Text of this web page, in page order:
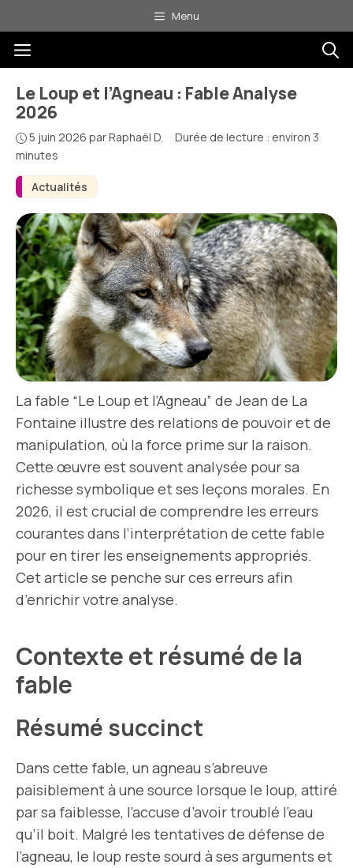
au
contenu
Menu
Menu
Actualités
Le Loup et l’Agneau : Fable Analyse
2026
5 juin 2026 parRaphaël D. · Durée de lecture : environ 3
minutes
La fable “Le Loup et l’Agneau” de Jean de La
Fontaine illustre des relations de pouvoir et de
manipulation, où la force prime sur la raison.
Cette œuvre est souvent analysée pour sa
richesse symbolique et ses leçons morales. En
2026, il est crucial de comprendre les erreurs
courantes dans l’interprétation de cette fable
pour en tirer les enseignements appropriés.
Cet article se penche sur ces erreurs afin
d’enrichir votre analyse.
Contexte et résumé de la
fable
Résumé succinct
Dans cette fable, un agneau s’abreuve
paisiblement à une source lorsque le loup, attiré
par sa faiblesse, l’accuse d’avoir troublé l’eau
qu’il boit. Malgré les tentatives de défense de
l’agneau, le loup reste sourd à ses arguments et